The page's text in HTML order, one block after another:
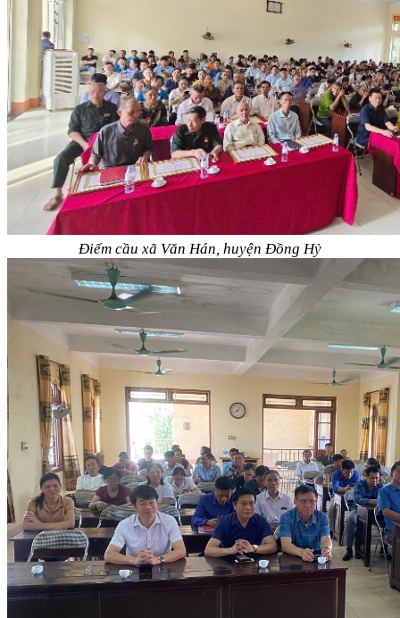
Điểm cầu xã Văn Hán, huyện Đồng Hỷ